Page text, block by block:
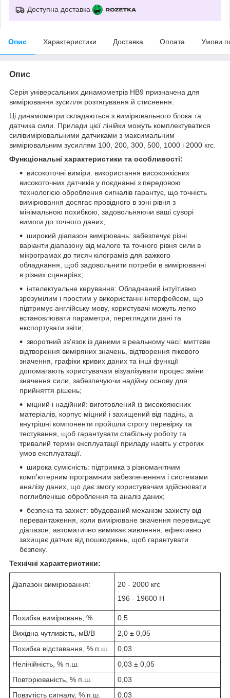
Доступна доставка
Опис Характеристики Доставка Оплата Умови
Опис
Серія універсальних динамометрів HB9 призначена для
вимірювання зусилля розтягування й стиснення.
Ці динамометри складаються з вимірювального блока та
датчика сили. Прилади цієї лінійки можуть комплектуватися
силівимірювальними датчиками з максимальним
вимірювальним зусиллям 100, 200, 300, 500, 1000 і 2000 кгс.
Функціональні характеристики та особливості:
високоточні виміри: використання високоякісних
високоточних датчиків у поєднанні з передовою
технологією оброблення сигналів гарантує, що точність
вимірювання досягає провідного в зоні рівня з
мінімальною похибкою, задовольняючи ваші суворі
вимоги до точного даних;
широкий діапазон вимірювань: забезпечує різні
варіанти діапазону від малого та точного рівня сили в
мікрограмах до тисяч кілограмів для важкого
обладнання, щоб задовольнити потреби в вимірюванні
в різних сценаріях;
інтелектуальне керування: Обладнаний інтуїтивно
зрозумілим і простим у використанні інтерфейсом, що
підтримує англійську мову, користувачі можуть легко
встановлювати параметри, переглядати дані та
експортувати звіти;
зворотний зв'язок із даними в реальному часі: миттєве
відтворення виміряних значень, відтворення пікового
значення, графіки кривих даних та інші функції
допомагають користувачам візуалізувати процес зміни
значення сили, забезпечуючи надійну основу для
прийняття рішень;
міцний і надійний: виготовлений із високоякісних
матеріалів, корпус міцний і захищений від падінь, а
внутрішні компоненти пройшли строгу перевірку та
тестування, щоб гарантувати стабільну роботу та
тривалий термін експлуатації приладу навіть у строгих
умов експлуатації.
широка сумісність: підтримка з різноманітним
комп'ютерним програмним забезпеченням і системами
аналізу даних, що дає змогу користувачам здійснювати
поглибленіше оброблення та аналіз даних;
безпека та захист: вбудований механізм захисту від
перевантаження, коли вимірюване значення перевищує
діапазон, автоматично вимикає живлення, ефективно
захищає датчик від пошкоджень, щоб гарантувати
безпеку.
Технічні характеристики:
Діапазон вимірювання:
20 - 2000 кгс
196 - 19600 Н
Похибка вимірювань, %
0,5
Вихідна чутливість, мВ/В
2,0 ± 0,05
Похибка відставання, % п.ш.
0,03
Нелінійність, % п.ш.
0,03 ± 0,05
Повторюваність, % п.ш.
0,03
Повзутість сигналу, % п.ш.
0,03